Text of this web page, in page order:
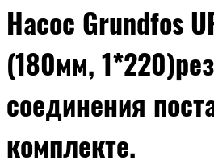
Насос Grundfos
(180мм,
соединения
комплекте.